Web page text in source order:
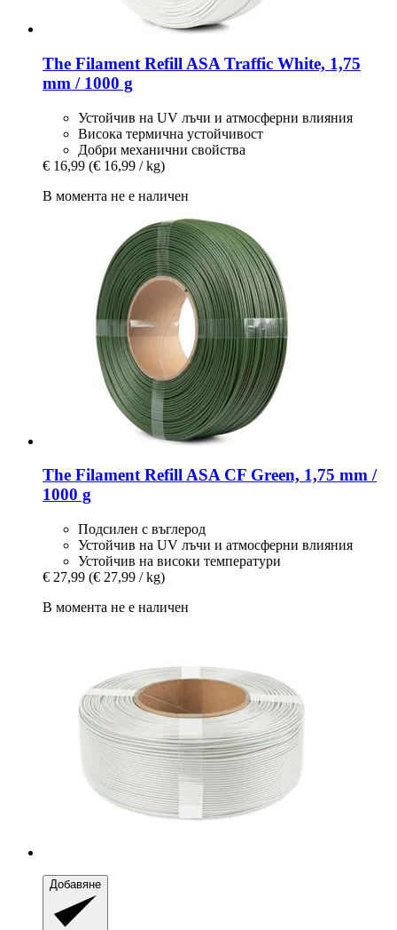
The Filament Refill ASA Traffic White, 1,75
mm / 1000 g
Устойчив на UV лъчи и атмосферни влияния
Висока термична устойчивост
Добри механични свойства
€ 16,99 (€ 16,99 / kg)
В момента не е наличен
The FilamentRefill ASA CF Green, 1,75 mm /
1000 g
Подсилен с въглерод
Устойчив на UV лъчи и атмосферни влияния
Устойчив на високи температури
€ 27,99 (€ 27,99 / kg)
В момента не е наличен
Добавяне